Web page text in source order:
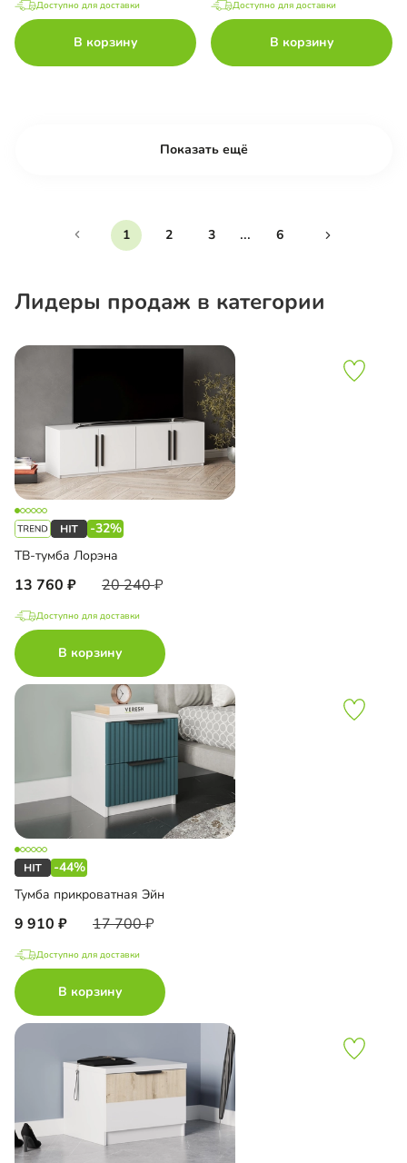
Доступно для доставки
В корзину
Доступно для доставки
В корзину
Показать ещё
1 2 3 ... 6
Лидеры продаж в категории
-32%
ТВ-тумба Лорэна
13 760 20 240
Доступно для доставки
В корзину
-44%
Тумба прикроватная Эйн
9 910 17 700
Доступно для доставки
В корзину